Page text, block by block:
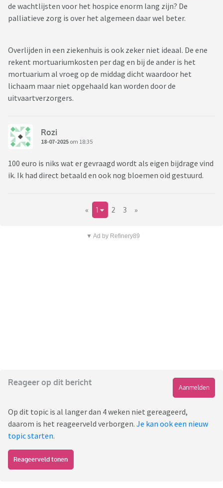
de wachtlijsten voor het hospice enorm lang zijn? De
palliatieve zorg is over het algemeen daar wel beter.
Overlijden in een ziekenhuis is ook zeker niet ideaal. De ene
rekent mortuariumkosten per dag en bij de ander is het
mortuarium al vroeg op de middag dicht waardoor het
lichaam maar niet opgehaald kan worden door de
uitvaartverzorgers.
Rozi
18-07-2025 om 18:35
100 euro is niks wat er gevraagd wordt als eigen bijdrage vind
ik. Ik had direct betaald en ook nog bloemen oid gestuurd.
« 1 2 3 »
▼ Ad by Refinery89
Reageer op dit bericht
Aanmelden
Op dit topic is al langer dan 4 weken niet gereageerd,
daarom is het reageerveld verborgen. Je kan ook een nieuw
topic starten.
Reageerveld tonen